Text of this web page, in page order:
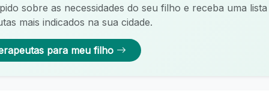
sobre as necessidades do seu filho e receba uma
mais indicados na sua cidade.
para meu filho